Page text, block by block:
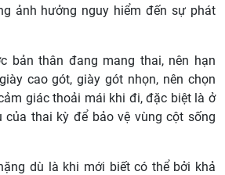
ảnh hưởng nguy hiểm đến sự phát
bản thân đang mang thai, nên hạn
cao gót, giày gót nhọn, nên chọn
giác thoải mái khi đi, đặc biệt là ở
của thai kỳ để bảo vệ vùng cột sống
dù là khi mới biết có thể bởi khả